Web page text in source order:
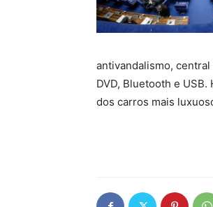
antivandalismo,
DVD, Bluetooth e
dos carros mais